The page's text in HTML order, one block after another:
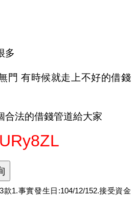
多
門 有時候就走上不好的借錢
合法的借錢管道給大家
1.事實發生日:104/12/152.接受資金